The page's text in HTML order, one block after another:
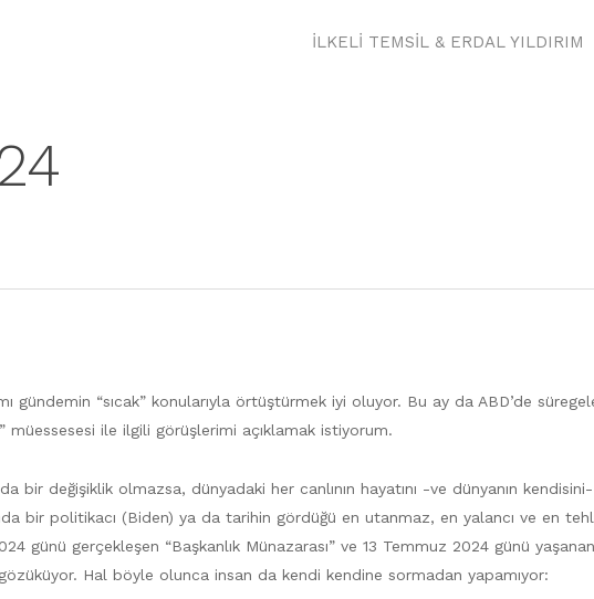
İLKELI TEMSIL & ERDAL YILDIRIM
gündemin “sıcak” konularıyla örtüştürmek iyi oluyor. Bu ay da ABD’de
müessesesi ile ilgili görüşlerimi açıklamak istiyorum.
bir değişiklik olmazsa, dünyadaki her canlının hayatını -ve dünyanın
bir politikacı (Biden) ya da tarihin gördüğü en utanmaz, en yalancı ve en
günü gerçekleşen “Başkanlık Münazarası” ve 13 Temmuz 2024 günü
Hal böyle olunca insan da kendi kendine sormadan yapamıyor: